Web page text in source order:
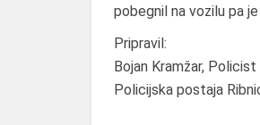
pobegnil na vozilu pa
Pripravil:
Bojan Kramžar, Policist
Policijska postaja